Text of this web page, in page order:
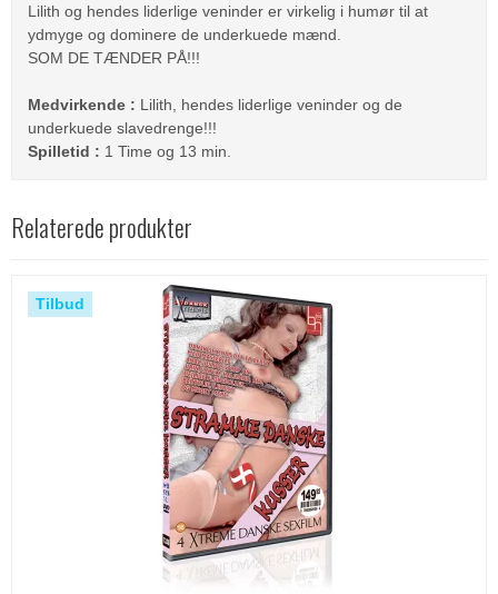
Lilith og hendes liderlige veninder er virkelig i humør til at
ydmyge og dominere de underkuede mænd.
SOM DE TÆNDER PÅ!!!
Medvirkende : Lilith, hendes liderlige veninder og de
underkuede slavedrenge!!!
Spilletid : 1 Time og 13 min.
Relaterede produkter
Tilbud